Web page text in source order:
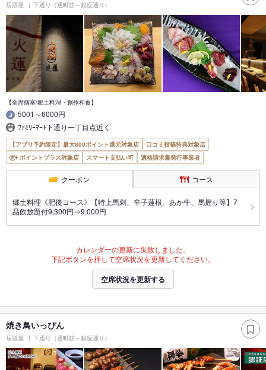
居酒屋 下通り（通町筋～銀座通り）
【全席個室/郷土料理・創作和食】
5001～6000円
ﾌｧﾐﾘｰﾏｰﾄ下通り一丁目点近く
【アプリ予約限定】最大800ポイント還元対象店
口コミ投稿特典対象店
ポイントプラス対象店
スマート支払い可 適格請求書発行事業者
クーポン コース
郷土料理《肥後コース》【特上馬刺、辛子蓮根、あか牛、馬握り等】7
品飲放題付9,300円⇒9,000円
カレンダーの更新に失敗しました。
下記ボタンを押して空席状況を更新してください。
空席状況を更新する
焼き鳥いっぴん
居酒屋 下通り（通町筋～銀座通り）